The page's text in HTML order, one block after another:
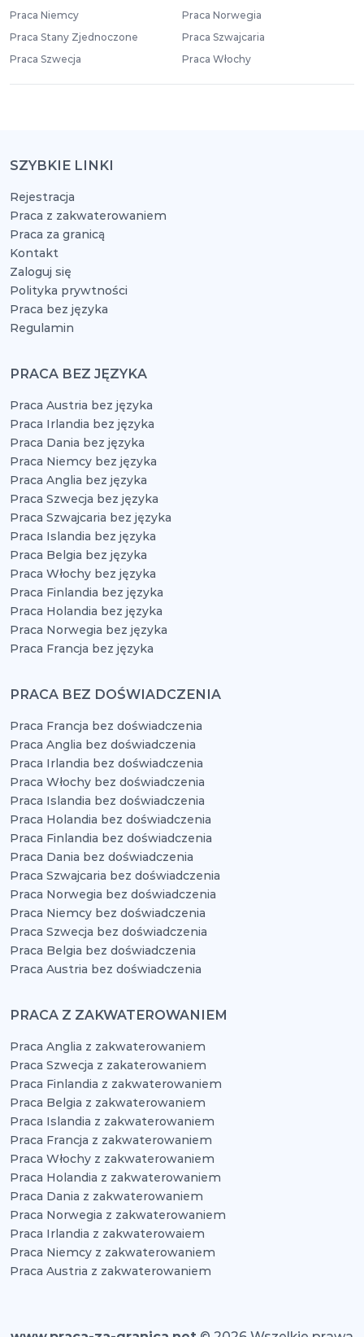
Praca Niemcy
Praca Norwegia
Praca Stany Zjednoczone
Praca Szwajcaria
Praca Szwecja
Praca Włochy
SZYBKIE LINKI
Rejestracja
Praca z zakwaterowaniem
Praca za granicą
Kontakt
Zaloguj się
Polityka prywtności
Praca bez języka
Regulamin
PRACA BEZ JĘZYKA
Praca Austria bez języka
Praca Irlandia bez języka
Praca Dania bez języka
Praca Niemcy bez języka
Praca Anglia bez języka
Praca Szwecja bez języka
Praca Szwajcaria bez języka
Praca Islandia bez języka
Praca Belgia bez języka
Praca Włochy bez języka
Praca Finlandia bez języka
Praca Holandia bez języka
Praca Norwegia bez języka
Praca Francja bez języka
PRACA BEZ DOŚWIADCZENIA
Praca Francja bez doświadczenia
Praca Anglia bez doświadczenia
Praca Irlandia bez doświadczenia
Praca Włochy bez doświadczenia
Praca Islandia bez doświadczenia
Praca Holandia bez doświadczenia
Praca Finlandia bez doświadczenia
Praca Dania bez doświadczenia
Praca Szwajcaria bez doświadczenia
Praca Norwegia bez doświadczenia
Praca Niemcy bez doświadczenia
Praca Szwecja bez doświadczenia
Praca Belgia bez doświadczenia
Praca Austria bez doświadczenia
PRACA Z ZAKWATEROWANIEM
Praca Anglia z zakwaterowaniem
Praca Szwecja z zakaterowaniem
Praca Finlandia z zakwaterowaniem
Praca Belgia z zakwaterowaniem
Praca Islandia z zakwaterowaniem
Praca Francja z zakwaterowaniem
Praca Włochy z zakwaterowaniem
Praca Holandia z zakwaterowaniem
Praca Dania z zakwaterowaniem
Praca Norwegia z zakwaterowaniem
Praca Irlandia z zakwaterowaiem
Praca Niemcy z zakwaterowaniem
Praca Austria z zakwaterowaniem